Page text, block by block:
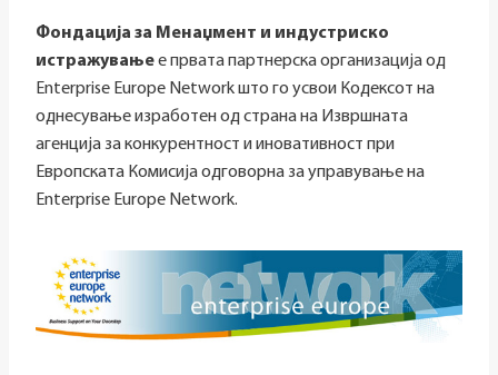
Фондација за Менаџмент и индустриско
истражувањее првата партнерска организација од
Enterprise Europe Network што го усвои Кодексот на
однесување изработен од страна на Извршната
агенција за конкурентност и иновативност при
Европската Комисија одговорна за управување на
Enterprise Europe Network.